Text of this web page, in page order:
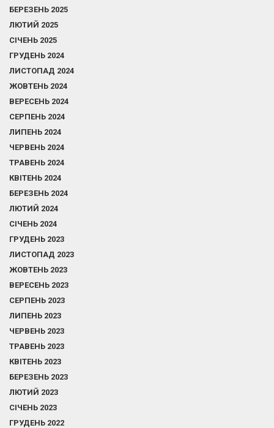
БЕРЕЗЕНЬ 2025
ЛЮТИЙ 2025
СІЧЕНЬ 2025
ГРУДЕНЬ 2024
ЛИСТОПАД 2024
ЖОВТЕНЬ 2024
ВЕРЕСЕНЬ 2024
СЕРПЕНЬ 2024
ЛИПЕНЬ 2024
ЧЕРВЕНЬ 2024
ТРАВЕНЬ 2024
КВІТЕНЬ 2024
БЕРЕЗЕНЬ 2024
ЛЮТИЙ 2024
СІЧЕНЬ 2024
ГРУДЕНЬ 2023
ЛИСТОПАД 2023
ЖОВТЕНЬ 2023
ВЕРЕСЕНЬ 2023
СЕРПЕНЬ 2023
ЛИПЕНЬ 2023
ЧЕРВЕНЬ 2023
ТРАВЕНЬ 2023
КВІТЕНЬ 2023
БЕРЕЗЕНЬ 2023
ЛЮТИЙ 2023
СІЧЕНЬ 2023
ГРУДЕНЬ 2022